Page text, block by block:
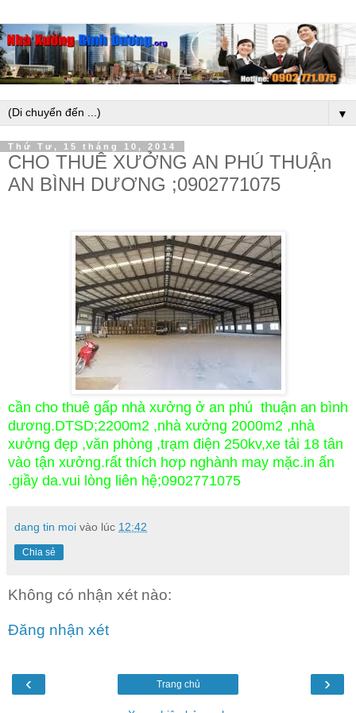
▼
Thứ Tư, 15 tháng 10, 2014
CHO THUÊ XƯỞNG AN PHÚ THUẬn
AN BÌNH DƯƠNG ;0902771075
cần cho thuê gấp nhà xưởng ở an phú thuận an bình
dương.DTSD;2200m2 ,nhà xưởng 2000m2 ,nhà
xưởng đẹp ,văn phòng ,trạm điện 250kv,xe tải 18 tân
vào tận xưởng.rất thích hơp nghành may mặc.in ấn
.giầy da.vui lòng liên hệ;0902771075
dang tin moi vào lúc 12:42
Chia sẻ
Không có nhận xét nào:
Đăng nhận xét
‹ ›
Trang chủ